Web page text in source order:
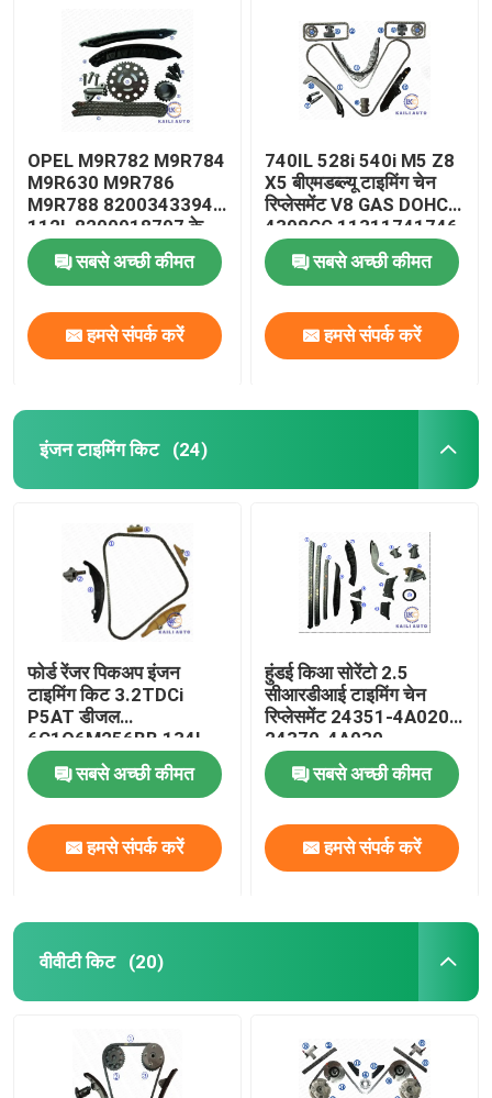
OPEL M9R782 M9R784
M9R630 M9R786
M9R788 8200343394
112L 8200918797 के
लिए VAUXHALL VIVARO
2.0 सीडीटीआई टाइमिंग चेन
किट
सबसे अच्छी कीमत
हमसे संपर्क करें
740IL 528i 540i M5 Z8
X5 बीएमडब्ल्यू टाइमिंग चेन
रिप्लेसमेंट V8 GAS DOHC
4398CC 11311741746
सबसे अच्छी कीमत
हमसे संपर्क करें
इंजन टाइमिंग किट (24)
फोर्ड रेंजर पिकअप इंजन
टाइमिंग किट 3.2TDCi
P5AT डीजल
6C1Q6M256BB 134L
सबसे अच्छी कीमत
हमसे संपर्क करें
हुंडई किआ सोरेंटो 2.5
सीआरडीआई टाइमिंग चेन
रिप्लेसमेंट 24351-4A020
24370-4A030
सबसे अच्छी कीमत
हमसे संपर्क करें
वीवीटी किट (20)